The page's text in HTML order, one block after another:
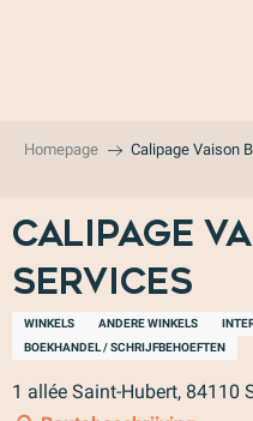
Homepage Calipage Vaison
Calipage
Services
WINKELS ANDERE WINKELS
BOEKHANDEL / SCHRIJFBEHOEFTEN
1 allée Saint-Hubert, 84110